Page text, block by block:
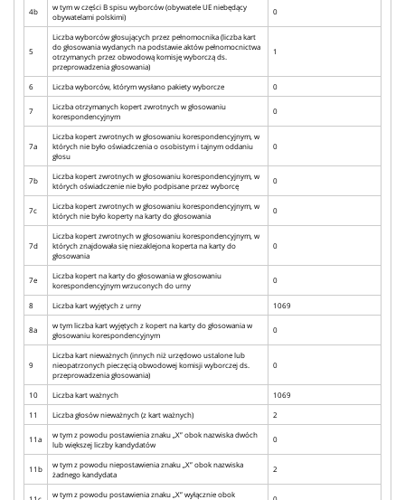
4b
w tym w części B spisu wyborców (obywatele UE niebędący
obywatelami polskimi)
0
5
Liczba wyborców głosujących przez pełnomocnika (liczba kart
do głosowania wydanych na podstawie aktów pełnomocnictwa
otrzymanych przez obwodową komisję wyborczą ds.
przeprowadzenia głosowania)
1
6 Liczba wyborców, którym wysłano pakiety wyborcze 0
7
Liczba otrzymanych kopert zwrotnych w głosowaniu
korespondencyjnym
0
7a
Liczba kopert zwrotnych w głosowaniu korespondencyjnym, w
których nie było oświadczenia o osobistym i tajnym oddaniu
głosu
0
7b
Liczba kopert zwrotnych w głosowaniu korespondencyjnym, w
których oświadczenie nie było podpisane przez wyborcę
0
7c
Liczba kopert zwrotnych w głosowaniu korespondencyjnym, w
których nie było koperty na karty do głosowania
0
7d
Liczba kopert zwrotnych w głosowaniu korespondencyjnym, w
których znajdowała się niezaklejona koperta na karty do
głosowania
0
7e
Liczba kopert na karty do głosowania w głosowaniu
korespondencyjnym wrzuconych do urny
0
8 Liczba kart wyjętych z urny 1069
8a
w tym liczba kart wyjętych z kopert na karty do głosowania w
głosowaniu korespondencyjnym
0
9
Liczba kart nieważnych (innych niż urzędowo ustalone lub
nieopatrzonych pieczęcią obwodowej komisji wyborczej ds.
przeprowadzenia głosowania)
0
10 Liczba kart ważnych
1069
11
Liczba głosów nieważnych (z kart ważnych) 2
11a
w tym z powodu postawienia znaku „X” obok nazwiska dwóch
lub większej liczby kandydatów
0
11b
w tym z powodu niepostawienia znaku „X” obok nazwiska
żadnego kandydata
2
w tym z powodu postawienia znaku „X” wyłącznie obok